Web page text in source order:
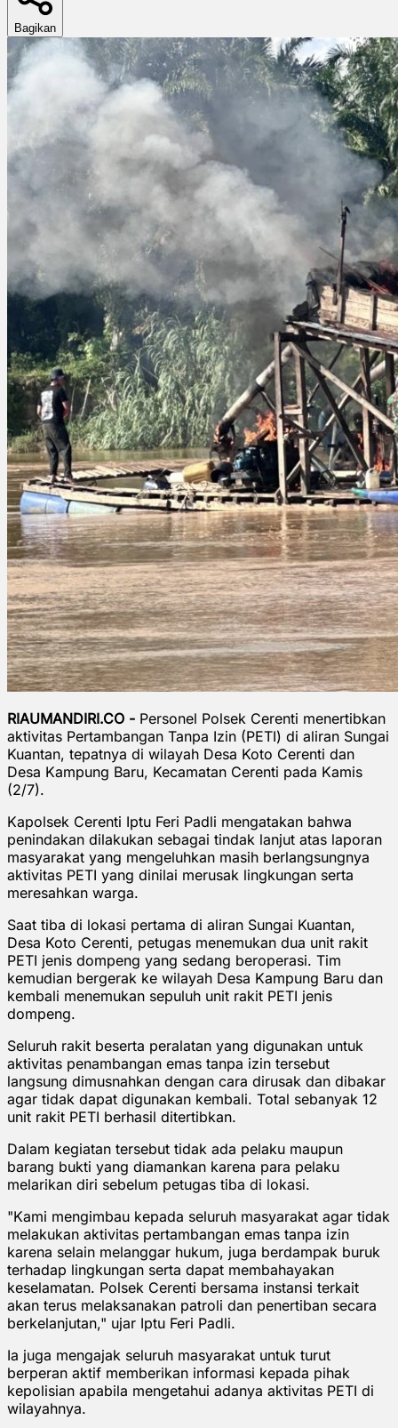
Bagikan
RIAUMANDIRI.CO - Personel Polsek Cerenti menertibkan
aktivitas Pertambangan Tanpa Izin (PETI) di aliran Sungai
Kuantan, tepatnya di wilayah Desa Koto Cerenti dan
Desa Kampung Baru, Kecamatan Cerenti pada Kamis
(2/7).
Kapolsek Cerenti Iptu Feri Padli mengatakan bahwa
penindakan dilakukan sebagai tindak lanjut atas laporan
masyarakat yang mengeluhkan masih berlangsungnya
aktivitas PETI yang dinilai merusak lingkungan serta
meresahkan warga.
Saat tiba di lokasi pertama di aliran Sungai Kuantan,
Desa Koto Cerenti, petugas menemukan dua unit rakit
PETI jenis dompeng yang sedang beroperasi. Tim
kemudian bergerak ke wilayah Desa Kampung Baru dan
kembali menemukan sepuluh unit rakit PETI jenis
dompeng.
Seluruh rakit beserta peralatan yang digunakan untuk
aktivitas penambangan emas tanpa izin tersebut
langsung dimusnahkan dengan cara dirusak dan dibakar
agar tidak dapat digunakan kembali. Total sebanyak 12
unit rakit PETI berhasil ditertibkan.
Dalam kegiatan tersebut tidak ada pelaku maupun
barang bukti yang diamankan karena para pelaku
melarikan diri sebelum petugas tiba di lokasi.
"Kami mengimbau kepada seluruh masyarakat agar tidak
melakukan aktivitas pertambangan emas tanpa izin
karena selain melanggar hukum, juga berdampak buruk
terhadap lingkungan serta dapat membahayakan
keselamatan. Polsek Cerenti bersama instansi terkait
akan terus melaksanakan patroli dan penertiban secara
berkelanjutan," ujar Iptu Feri Padli.
Ia juga mengajak seluruh masyarakat untuk turut
berperan aktif memberikan informasi kepada pihak
kepolisian apabila mengetahui adanya aktivitas PETI di
wilayahnya.